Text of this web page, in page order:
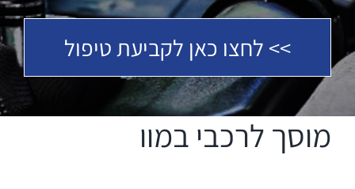
>> לחצו כאן לקביעת טיפול
מוסך לרכבי במוו